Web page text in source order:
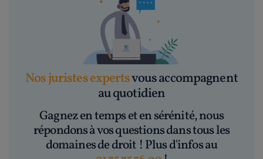
Nos juristes expertsvous accompagnent
au quotidien
Gagnez en temps et en sérénité, nous
répondons à vos questions dans tous les
domaines de droit ! Plus d'infos au